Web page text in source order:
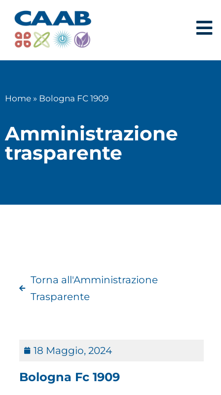
Home » Bologna FC 1909
Amministrazione
trasparente
Torna all'Amministrazione
Trasparente
18 Maggio, 2024
Bologna Fc 1909